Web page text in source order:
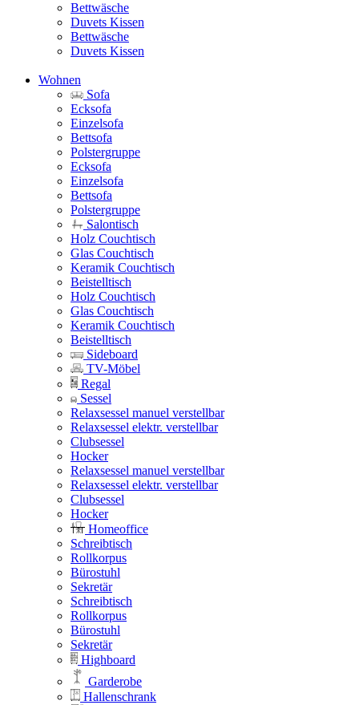
Bettwäsche
Duvets Kissen
Bettwäsche
Duvets Kissen
Wohnen
Sofa
Ecksofa
Einzelsofa
Bettsofa
Polstergruppe
Ecksofa
Einzelsofa
Bettsofa
Polstergruppe
Salontisch
Holz Couchtisch
Glas Couchtisch
Keramik Couchtisch
Beistelltisch
Holz Couchtisch
Glas Couchtisch
Keramik Couchtisch
Beistelltisch
Sideboard
TV-Möbel
Regal
Sessel
Relaxsessel manuel verstellbar
Relaxsessel elektr. verstellbar
Clubsessel
Hocker
Relaxsessel manuel verstellbar
Relaxsessel elektr. verstellbar
Clubsessel
Hocker
Homeoffice
Schreibtisch
Rollkorpus
Bürostuhl
Sekretär
Schreibtisch
Rollkorpus
Bürostuhl
Sekretär
Highboard
Garderobe
Hallenschrank